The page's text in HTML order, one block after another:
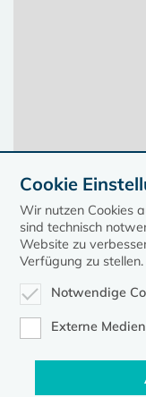
Diese Seite
Cookie
Wir nutzen Cookies
sind technisch
Website zu
Verfügung zu stellen.
Notwendige
Externe Medien